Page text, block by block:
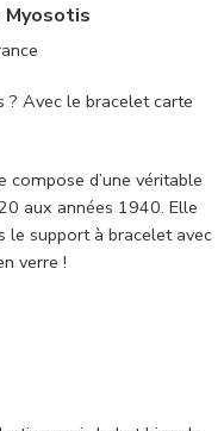
? Avec le bracelet carte
compose d’une véritable
aux années 1940. Elle
le support à bracelet avec
verre !